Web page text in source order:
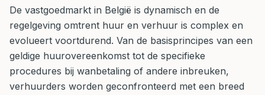
De vastgoedmarkt in België is dynamisch en de
regelgeving omtrent huur en verhuur is complex en
evolueert voortdurend. Van de basisprincipes van een
geldige huurovereenkomst tot de specifieke
procedures bij wanbetaling of andere inbreuken,
verhuurders worden geconfronteerd met een breed